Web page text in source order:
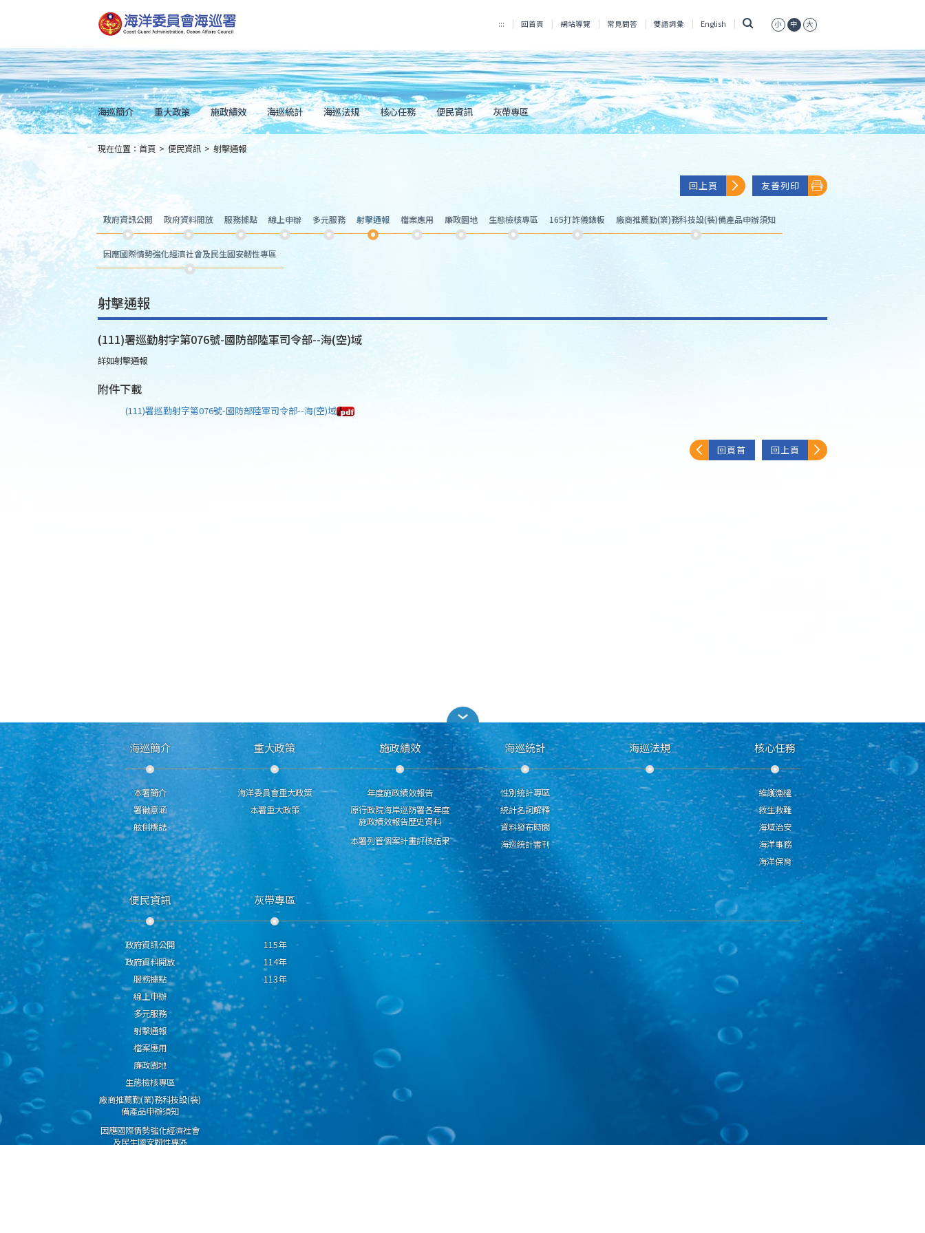
到
主
內
容
Skip
to
main
content
::: 回首頁 網站導覽 常見問答 雙語詞彙 English 小 中 大
海巡簡介 重大政策 施政績效 海巡統計 海巡法規 核心任務 便民資訊 灰帶專區
::: 現在位置： 首頁 > 便民資訊 > 射擊通報
回上頁 友善列印
政府資訊公開 政府資料開放 服務據點 線上申辦 多元服務 射擊通報 檔案應用 廉政園地 生態檢核專區 165打詐儀錶板 廠商推薦勤(業)務科技設(裝)備產品申辦須知
因應國際情勢強化經濟社會及民生國安韌性專區
射擊通報
(111)署巡勤射字第076號-國防部陸軍司令部--海(空)域
詳如射擊通報
附件下載
(111)署巡勤射字第076號-國防部陸軍司令部--海(空)域
回頁首 回上頁
海巡簡介
本署簡介
署徽意涵
舷側標誌
重大政策
海洋委員會重大政策
本署重大政策
施政績效
年度施政績效報告
原行政院海岸巡防署各年度
施政績效報告歷史資料
本署列管個案計畫評核結果
海巡統計
性別統計專區
統計名詞解釋
資料發布時間
海巡統計書刊
海巡法規 核心任務
維護漁權
救生救難
海域治安
海洋事務
海洋保育
便民資訊
政府資訊公開
政府資料開放
服務據點
線上申辦
多元服務
射擊通報
檔案應用
廉政園地
生態檢核專區
廠商推薦勤(業)務科技設(裝)
備產品申辦須知
因應國際情勢強化經濟社會
及民生國安韌性專區
灰帶專區
115年
114年
113年